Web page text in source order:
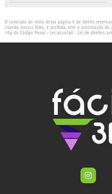
O conteúdo do texto desta página é de direito
citando nossos links, é proibida sem a autorização
184 do Código Penal – Lei 9610/98 - Lei de direitos